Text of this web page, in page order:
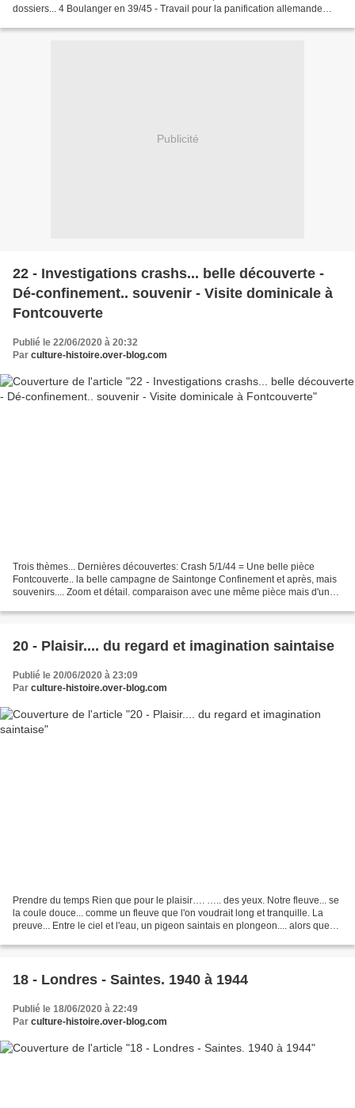
dossiers... 4 Boulanger en 39/45 - Travail pour la panification allemande
Publicité
22 - Investigations crashs... belle découverte -
Dé-confinement.. souvenir - Visite dominicale à
Fontcouverte
Publié le 22/06/2020 à 20:32
Par culture-histoire.over-blog.com
Trois thèmes... Dernières découvertes: Crash 5/1/44 = Une belle pièce
Fontcouverte.. la belle campagne de Saintonge Confinement et après, mais
souvenirs.... Zoom et détail. comparaison avec une même pièce mais d'un
20 - Plaisir.... du regard et imagination saintaise
Publié le 20/06/2020 à 23:09
Par culture-histoire.over-blog.com
Prendre du temps Rien que pour le plaisir…. ….. des yeux. Notre fleuve... se
la coule douce... comme un fleuve que l'on voudrait long et tranquille. La
preuve... Entre le ciel et l'eau, un pigeon saintais en plongeon.... alors que
18 - Londres - Saintes. 1940 à 1944
Publié le 18/06/2020 à 22:49
Par culture-histoire.over-blog.com